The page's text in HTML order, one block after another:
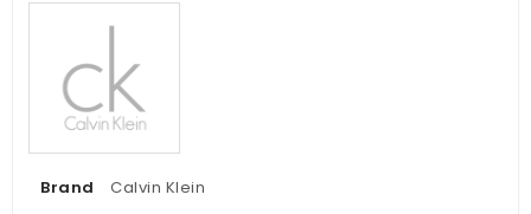
Brand
Calvin Klein